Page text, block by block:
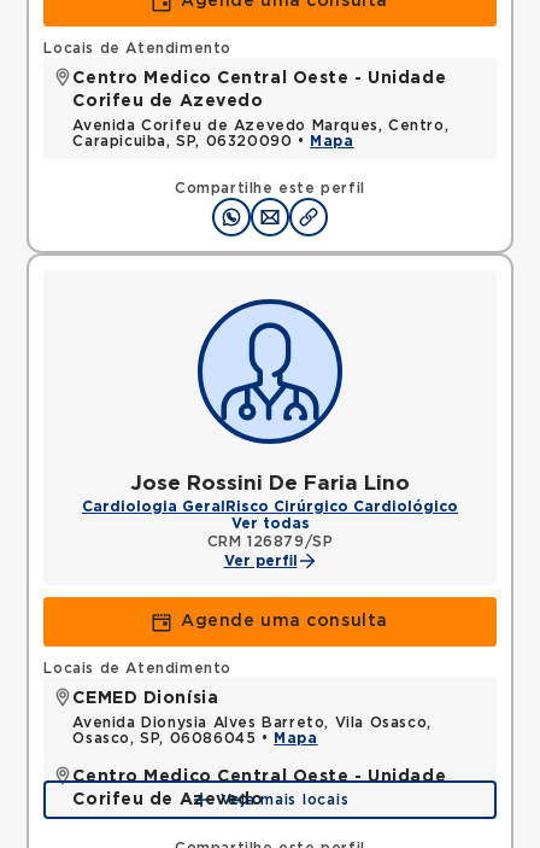
Compartilhe este perfil
Locais de Atendimento
Centro Medico Central Oeste - Unidade
Corifeu de Azevedo
Avenida Corifeu de Azevedo Marques, Centro,
Carapicuiba, SP, 06320090 •
Mapa
Jose Rossini De Faria Lino
Cardiologia Geral Risco Cirúrgico Cardiológico
Ver todas
CRM 126879/SP
Ver perfil
Agende uma consulta
Locais de Atendimento
CEMED Dionísia
Avenida Dionysia Alves Barreto, Vila Osasco,
Osasco, SP, 06086045 •
Mapa
Centro Medico Central Oeste - Unidade
Corifeu de Azevedo
Avenida Corifeu de Azevedo Marques, Centro,
Carapicuiba, SP, 06320090 •
Mapa
Veja mais locais